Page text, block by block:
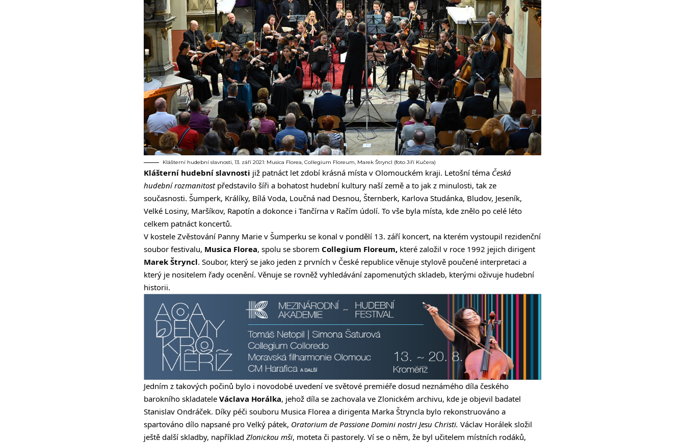
Klášterní hudební slavnosti, 13. září 2021: Musica Florea, Collegium Floreum, Marek Štryncl (foto Jiří Kučera)
Klášterní hudební slavnosti již patnáct let zdobí krásná místa v Olomouckém kraji. Letošní téma Česká
hudební rozmanitostpředstavilo šíři a bohatost hudební kultury naší země a to jak z minulosti, tak ze
současnosti. Šumperk, Králíky, Bílá Voda, Loučná nad Desnou, Šternberk, Karlova Studánka, Bludov, Jeseník,
Velké Losiny, Maršíkov, Rapotín a dokonce i Tančírna v Račím údolí. To vše byla místa, kde znělo po celé léto
celkem patnáct koncertů.
V kostele Zvěstování Panny Marie v Šumperku se konal v pondělí 13. září koncert, na kterém vystoupil rezidenční
soubor festivalu, Musica Florea, spolu se sborem Collegium Floreum, které založil v roce 1992 jejich dirigent
Marek Štryncl. Soubor, který se jako jeden z prvních v České republice věnuje stylově poučené interpretaci a
který je nositelem řady ocenění. Věnuje se rovněž vyhledávání zapomenutých skladeb, kterými oživuje hudební
historii.
Jedním z takových počinů bylo i novodobé uvedení ve světové premiéře dosud neznámého díla českého
barokního skladatele Václava Horálka, jehož díla se zachovala ve Zlonickém archivu, kde je objevil badatel
Stanislav Ondráček. Díky péči souboru Musica Florea a dirigenta Marka Štryncla bylo rekonstruováno a
spartováno dílo napsané pro Velký pátek, Oratorium de Passione Domini nostri Jesu Christi. Václav Horálek složil
ještě další skladby, například Zlonickou mši, moteta či pastorely. Ví se o něm, že byl učitelem místních rodáků,